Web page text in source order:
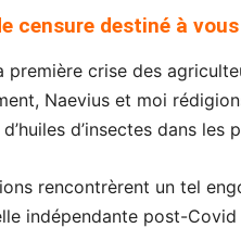
censure destiné à
première crise des
Naevius et moi
d’insectes dans
rencontrèrent un tel
indépendante post-